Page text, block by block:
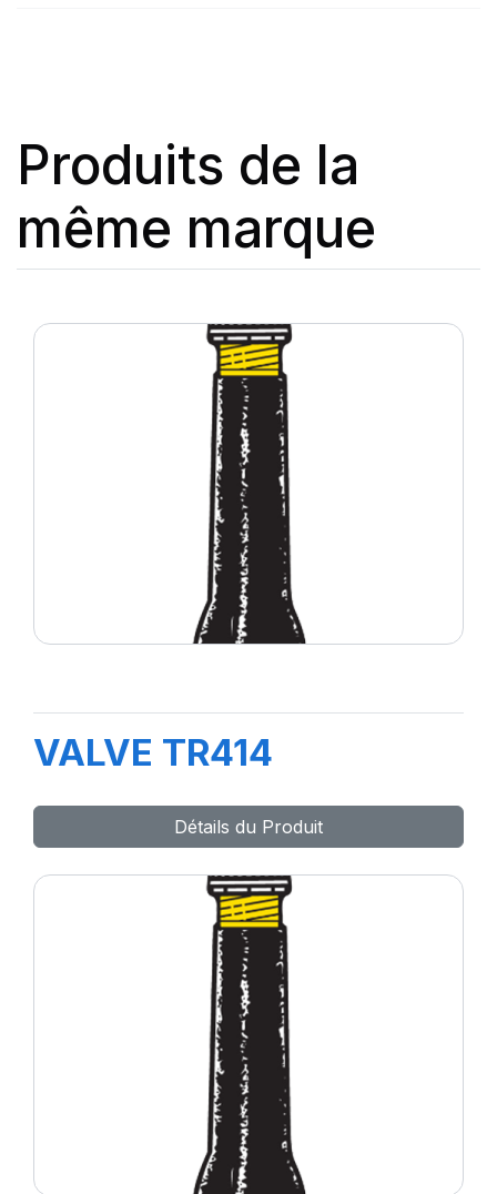
Produits de la
même marque
VALVE TR414
Détails du Produit